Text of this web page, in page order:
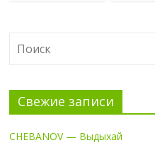
Свежие записи
CHEBANOV — Выдыхай